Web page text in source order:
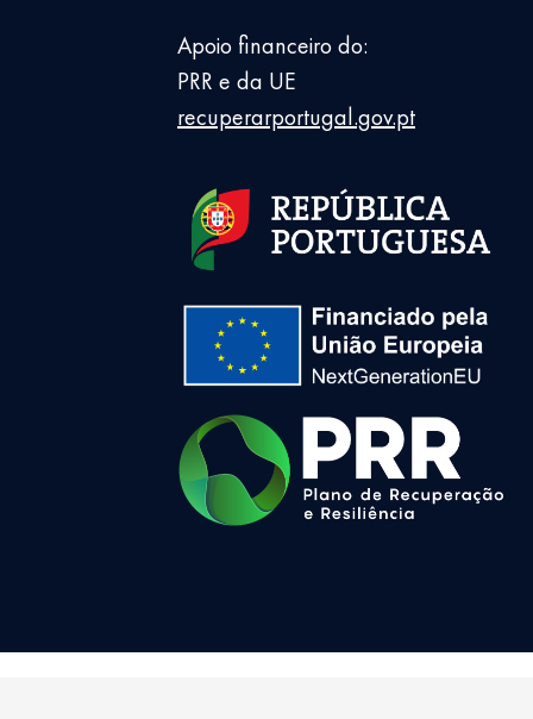
Apoio financeiro do:
PRR e da UE
recuperarportugal.gov.pt